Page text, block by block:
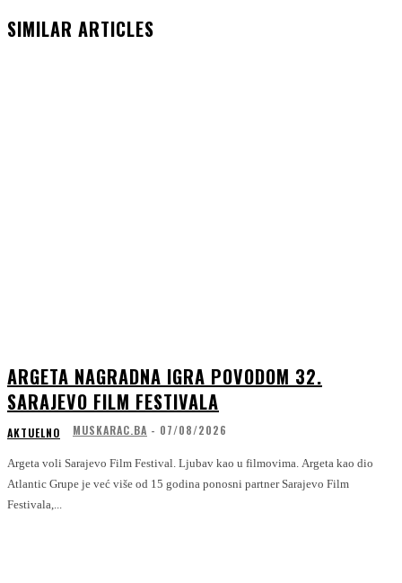
SIMILAR ARTICLES
ARGETA NAGRADNA IGRA POVODOM 32.
SARAJEVO FILM FESTIVALA
AKTUELNO MUSKARAC.BA - 07/08/2026
Argeta voli Sarajevo Film Festival. Ljubav kao u filmovima. Argeta kao dio
Atlantic Grupe je već više od 15 godina ponosni partner Sarajevo Film
Festivala,...